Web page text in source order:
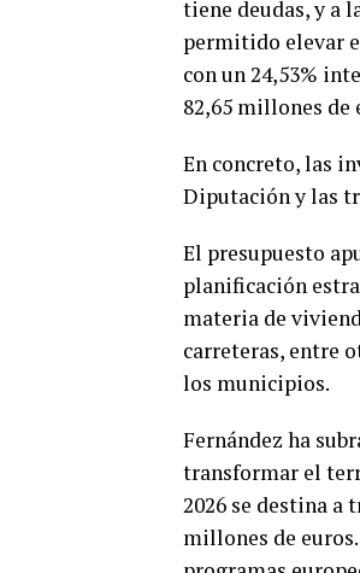
tiene deudas, y a
permitido elevar
con un 24,53%
82,65 millones de
En concreto, las
Diputación y las
El presupuesto
planificación
materia de
carreteras, entre
los municipios.
Fernández ha
transformar el
2026 se destina a
millones de